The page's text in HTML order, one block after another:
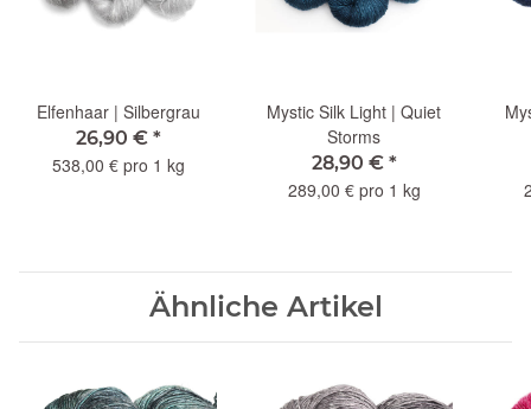
Elfenhaar | Silbergrau
26,90 € *
538,00 € pro 1 kg
Mystic Silk Light | Quiet
Storms
28,90 € *
289,00 € pro 1 kg
Ähnliche Artikel